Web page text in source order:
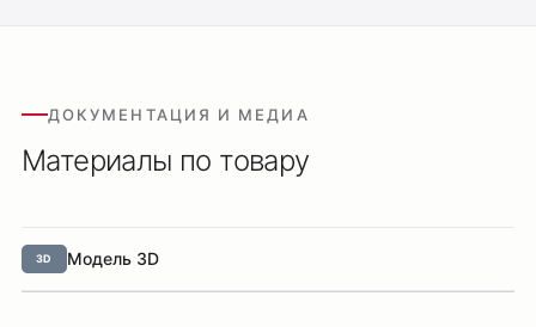
ДОКУМЕНТАЦИЯ И МЕДИА
Материалы по товару
3D Модель 3D
Трековые системы
Каталог
Обмен и возврат
Доставка